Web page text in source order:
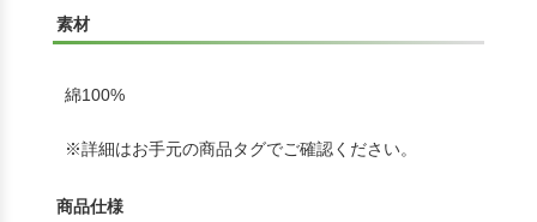
素材
綿100%
※詳細はお手元の商品タグでご確認ください。
商品仕様